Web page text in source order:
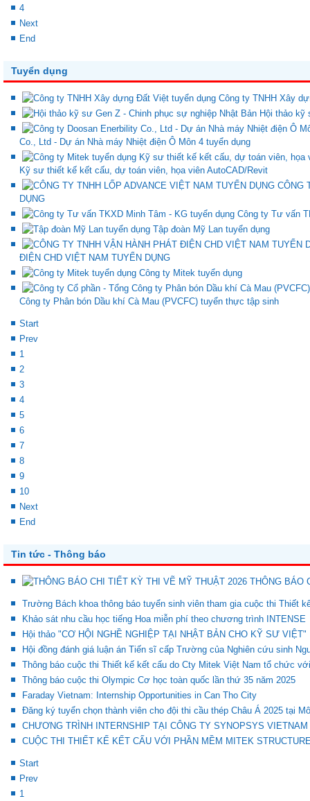
4
Next
End
Tuyển dụng
Công ty TNHH Xây
Hội thảo kỹ
Co., Ltd - Dự án Nhà máy Nhiệt điện Ô Môn 4 tuyển dụng
Kỹ sư thiết kế kết cấu, dự toán viên, họa viên AutoCAD/Revit
CÔNG
DỤNG
Công ty Tư vấn
Tập đoàn Mỹ Lan tuyển dụng
ĐIỆN CHD VIỆT NAM TUYỂN DỤNG
Công ty Mitek tuyển dụng
Công ty Phân bón Dầu khí Cà Mau (PVCFC) tuyển thực tập sinh
Start
Prev
1
2
3
4
5
6
7
8
9
10
Next
End
Tin tức - Thông báo
THÔNG BÁO
Trường Bách khoa thông báo tuyển sinh viên tham gia cuộc thi Thiết
Khảo sát nhu cầu học tiếng Hoa miễn phí theo chương trình INTENSE
Hội thảo "CƠ HỘI NGHỀ NGHIỆP TẠI NHẬT BẢN CHO KỸ SƯ VIỆT"
Hội đồng đánh giá luận án Tiến sĩ cấp Trường của Nghiên cứu sinh
Thông báo cuộc thi Thiết kế kết cấu do Cty Mitek Việt Nam tổ chức
Thông báo cuộc thi Olympic Cơ học toàn quốc lần thứ 35 năm 2025
Faraday Vietnam: Internship Opportunities in Can Tho City
Đăng ký tuyển chọn thành viên cho đội thi cầu thép Châu Á 2025 tại
CHƯƠNG TRÌNH INTERNSHIP TẠI CÔNG TY SYNOPSYS VIETNAM
CUỘC THI THIẾT KẾ KẾT CẤU VỚI PHẦN MỀM MITEK
Start
Prev
1